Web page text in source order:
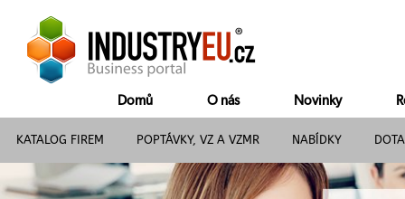
Domů O nás Novinky
KATALOG FIREM POPTÁVKY, VZ A VZMR NABÍDKY